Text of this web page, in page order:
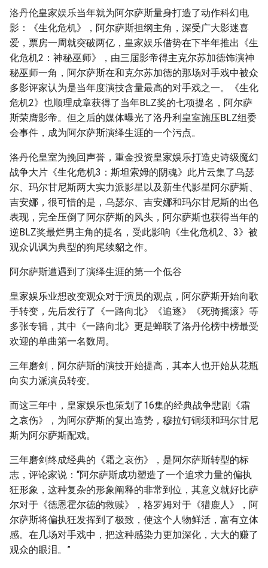
洛丹伦皇家娱乐当年就为阿尔萨斯量身打造了动作科幻电
影：《生化危机》，阿尔萨斯担纲主角，深受广大影迷喜
爱，票房一周就突破两亿，皇家娱乐借势在下半年推出《生
化危机2：神秘巫师》，由三届影帝得主克尔苏加德饰演神
秘巫师一角，阿尔萨斯在和克尔苏加德的那场对手戏中被众
多影评家认为是当年度演技含量最高的对手戏之一。《生化
危机2》也顺理成章获得了当年BLZ奖的七项提名，阿尔萨
斯荣膺影帝。但之后的媒体曝光了洛丹利皇室施压BLZ组委
会事件，成为阿尔萨斯演绎生涯的一个污点。
洛丹伦皇室为挽回声誉，重金投资皇家娱乐打造史诗级魔幻
战争大片《生化危机3：斯坦索姆的阴魂》此片云集了乌瑟
尔、玛尔甘尼斯两大实力派影星以及新生代影星阿尔萨斯、
吉安娜，很可惜的是，乌瑟尔、吉安娜和玛尔甘尼斯的出色
表现，完全压倒了阿尔萨斯的风头，阿尔萨斯也获得当年的
逆BLZ奖最烂男主角的提名，受此影响《生化危机2、3》被
观众讥讽为典型的狗尾续貂之作。
阿尔萨斯遭遇到了演绎生涯的第一个低谷
皇家娱乐业想改变观众对于演员的观点，阿尔萨斯开始向歌
手转变，先后发行了《一路向北》《追逐》《死骑摇滚》等
多张专辑，其中《一路向北》更是蝉联了洛丹伦榜中榜最受
欢迎的单曲第一名数周。
三年磨剑，阿尔萨斯的演技开始提高，其本人也开始从花瓶
向实力派演员转变。
而这三年中，皇家娱乐也策划了16集的经典战争悲剧《霜
之哀伤》，为阿尔萨斯的复出造势，穆拉钉铜须和玛尔甘尼
斯为阿尔萨斯配戏。
三年磨剑终成经典的《霜之哀伤》，是阿尔萨斯转型的标
志，评论家说：“阿尔萨斯成功塑造了一个追求力量的偏执
狂形象，这种复杂的形象阐释的非常到位，其意义就好比萨
尔对于《德恩霍尔德的救赎》，格罗姆对于《猎鹿人》，阿
尔萨斯将偏执狂发挥到了极致，使这个人物鲜活，富有立体
感。在几场对手戏中，把这种感染力更加深化，大大的赚了
观众的眼泪。”